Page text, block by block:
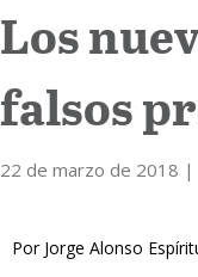
Colaboradores
Internacional
Cultura
Los
falsos
22 de marzo de 2018 |
Por Jorge Alonso